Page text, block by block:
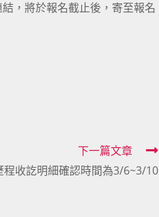
，將於報名截止後，寄至報名
下一篇文章
程收訖明細確認時間為3/6~3/10